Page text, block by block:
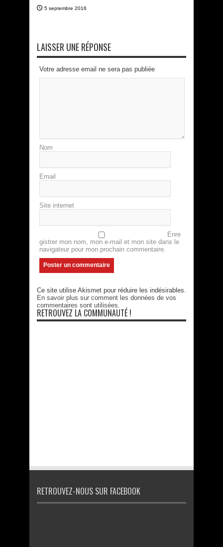
5 septembre 2016
LAISSER UNE RÉPONSE
Votre adresse email ne sera pas publiée
Nom
Email
Site internet
Enre
gistrer mon nom, mon e-mail et mon site dans le
navigateur pour mon prochain commentaire.
Ce site utilise Akismet pour réduire les indésirables.
En savoir plus sur comment les données de vos
commentaires sont utilisées
RETROUVEZ LA COMMUNAUTÉ !
RETROUVEZ-NOUS SUR FACEBOOK